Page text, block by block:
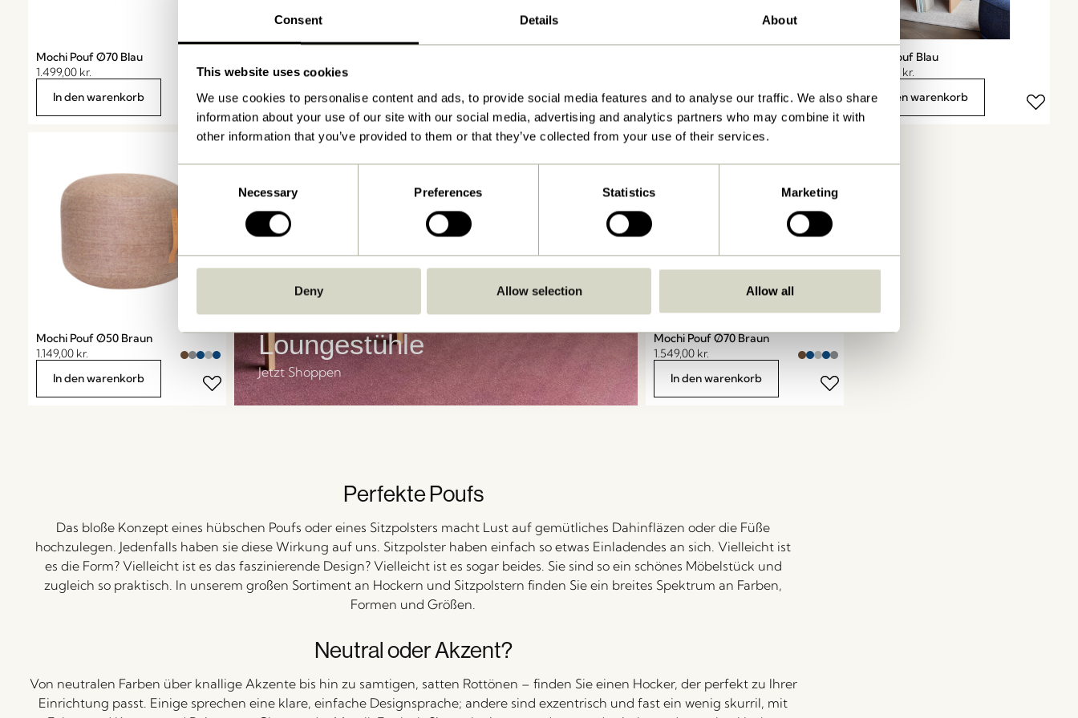
Consent Details About
This website uses cookies
We use cookies to personalise content and ads, to provide social media features and to analyse our traffic. We also share
information about your use of our site with our social media, advertising and analytics partners who may combine it with
other information that you’ve provided to them or that they’ve collected from your use of their services.
Necessary Preferences Statistics Marketing
Deny Allow selection Allow all
Mochi Pouf Ø70 Blau
1.499,00 kr.
In den warenkorb
Loungestühle
Jetzt Shoppen
In den warenkorb
Blues Pouf Blau
kr.
In den warenkorb
Mochi Pouf Ø50 Braun
1.149,00 kr.
In den warenkorb
Mochi Pouf Ø70 Braun
1.549,00 kr.
In den warenkorb
Perfekte Poufs
Das bloße Konzept eines hübschen Poufs oder eines Sitzpolsters macht Lust auf gemütliches Dahinfläzen oder die Füße
hochzulegen. Jedenfalls haben sie diese Wirkung auf uns. Sitzpolster haben einfach so etwas Einladendes an sich. Vielleicht ist
es die Form? Vielleicht ist es das faszinierende Design? Vielleicht ist es sogar beides. Sie sind so ein schönes Möbelstück und
zugleich so praktisch. In unserem großen Sortiment an Hockern und Sitzpolstern finden Sie ein breites Spektrum an Farben,
Formen und Größen.
Neutral oder Akzent?
Von neutralen Farben über knallige Akzente bis hin zu samtigen, satten Rottönen – finden Sie einen Hocker, der perfekt zu Ihrer
Einrichtung passt. Einige sprechen eine klare, einfache Designsprache; andere sind exzentrisch und fast ein wenig skurril, mit